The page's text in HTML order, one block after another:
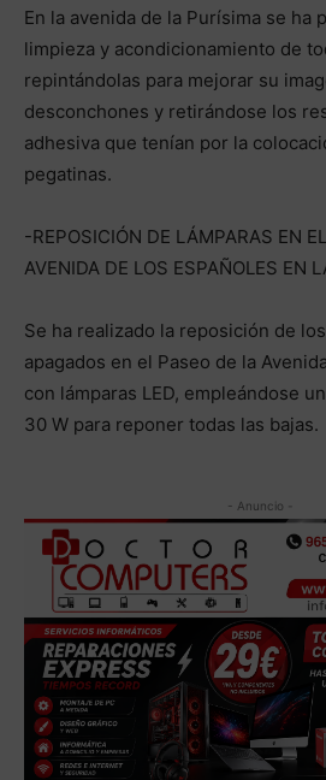
En la avenida de la Purísima se ha
limpieza y acondicionamiento de
repintándolas para mejorar su
desconchones y retirándose los
adhesiva que tenían por la
pegatinas.
-REPOSICIÓN DE LÁMPARAS EN
AVENIDA DE LOS ESPAÑOLES EN
Se ha realizado la reposición de
apagados en el Paseo de la
con lámparas LED, empleándose
30 W para reponer todas las bajas.
- Anuncio -